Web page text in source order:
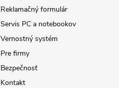
Reklamačný formulár
Servis PC a notebookov
Vernostný systém
Pre firmy
Bezpečnosť
Kontakt